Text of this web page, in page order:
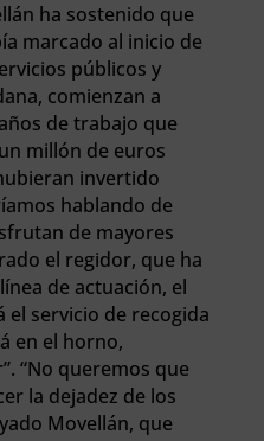
ha sostenido que
marcado al inicio de
públicos y
comienzan a
de trabajo que
millón de euros
invertido
hablando de
de mayores
el regidor, que ha
de actuación, el
servicio de recogida
en el horno,
“No queremos que
la dejadez de los
Movellán, que